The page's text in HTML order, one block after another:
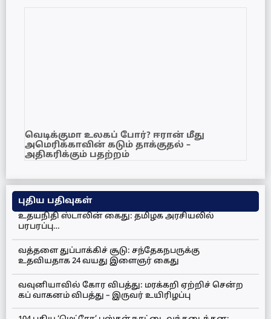
வெடிக்குமா உலகப் போர்? ஈரான் மீது
அமெரிக்காவின் கடும் தாக்குதல் –
அதிகரிக்கும் பதற்றம்
புதிய பதிவுகள்
உதயநிதி ஸ்டாலின் கைது: தமிழக அரசியலில்
பரபரப்பு…
வத்தளை துப்பாக்கிச் சூடு: சந்தேகநபருக்கு
உதவியதாக 24 வயது இளைஞர் கைது
வவுனியாவில் கோர விபத்து: மரக்கறி ஏற்றிச் சென்ற
கப் வாகனம் விபத்து – இருவர் உயிரிழப்பு